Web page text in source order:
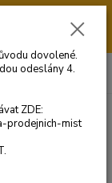
u jednoho z našich
Menu
za
dovolené.
odeslány 4.
ZDE:
prodejnich-mist